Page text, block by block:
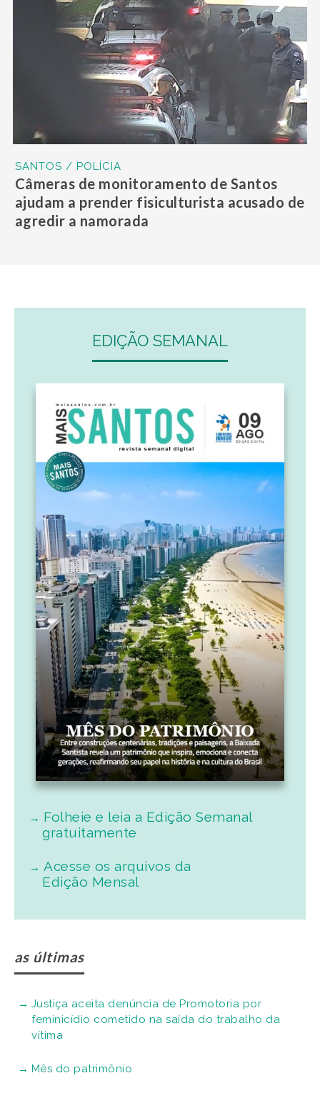
SANTOS / POLÍCIA
Câmeras de monitoramento de Santos
ajudam a prender fisiculturista acusado de
agredir a namorada
EDIÇÃO SEMANAL
Folheie e leia a Edição Semanal
gratuitamente
Acesse os arquivos da
Edição Mensal
as últimas
Justiça aceita denúncia de Promotoria por
feminicídio cometido na saída do trabalho da
vítima
Mês do patrimônio